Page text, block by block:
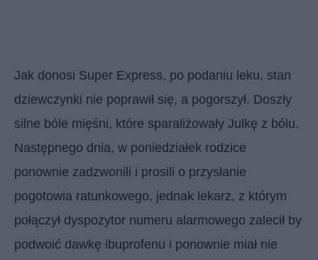
Jak donosi Super Express, po podaniu leku, stan
dziewczynki nie poprawił się, a pogorszył. Doszły
silne bóle mięśni, które sparaliżowały Julkę z bólu.
Następnego dnia, w poniedziałek rodzice
ponownie zadzwonili i prosili o przysłanie
pogotowia ratunkowego, jednak lekarz, z którym
połączył dyspozytor numeru alarmowego zalecił by
podwoić dawkę ibuprofenu i ponownie miał nie